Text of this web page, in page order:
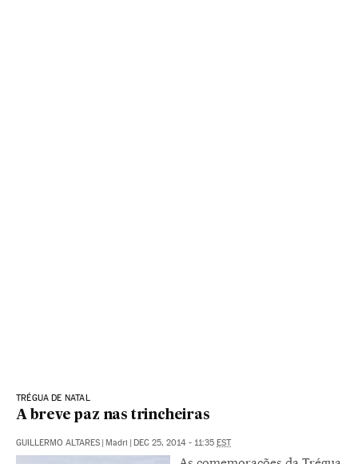
TRÉGUA DE NATAL
A breve paz nas trincheiras
GUILLERMO ALTARES | Madri | DEC 25, 2014 - 11:35 EST